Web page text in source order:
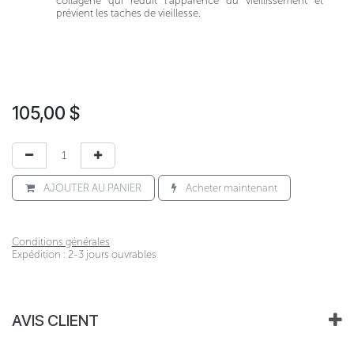
prévient les taches de vieillesse.
105,00 $
AJOUTER AU PANIER Acheter maintenant
Conditions générales
Expédition : 2-3 jours ouvrables
AVIS CLIENT